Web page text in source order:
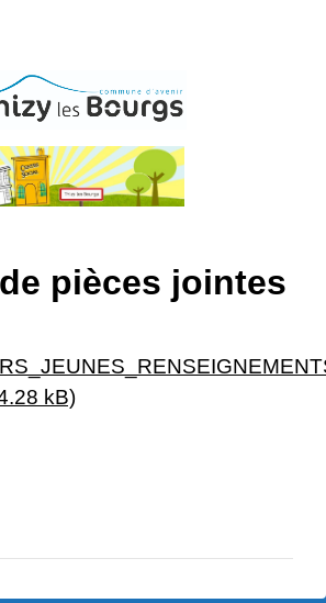
pièces jointes
kB)